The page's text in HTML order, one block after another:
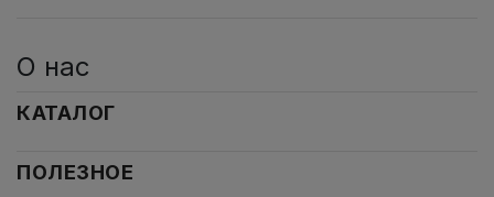
О нас
КАТАЛОГ
ПОЛЕЗНОЕ